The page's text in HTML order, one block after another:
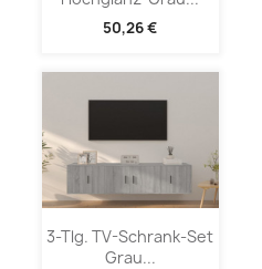
50,26 €
3-Tlg. TV-Schrank-Set
Grau...